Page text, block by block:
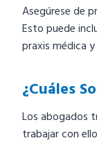
Asegúrese de
Esto puede
praxis médica y
¿Cuáles
Los abogados
trabajar con